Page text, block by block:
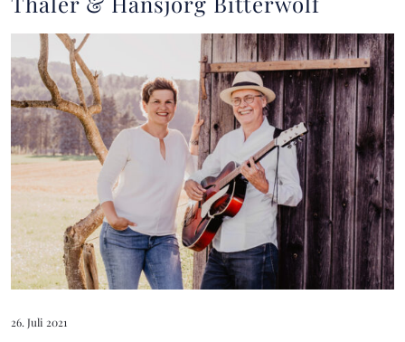
26. Juli 2021